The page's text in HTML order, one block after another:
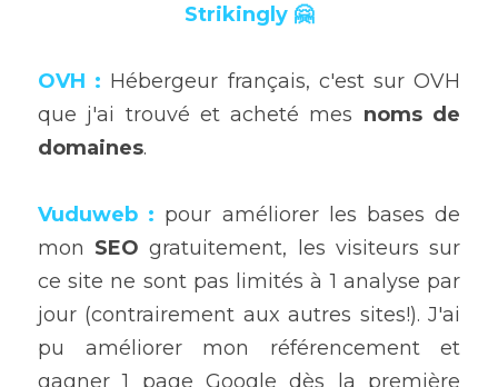
Strikingly 🤗
OVH : Hébergeur français, c'est sur OVH
que j'ai trouvé et acheté mes noms de
domaines.
Vuduweb : pour améliorer les bases de
mon SEO gratuitement, les visiteurs sur
ce site ne sont pas limités à 1 analyse par
jour (contrairement aux autres sites!). J'ai
pu améliorer mon référencement et
gagner 1 page Google dès la première